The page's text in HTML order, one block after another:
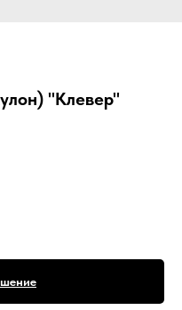
"Клевер"